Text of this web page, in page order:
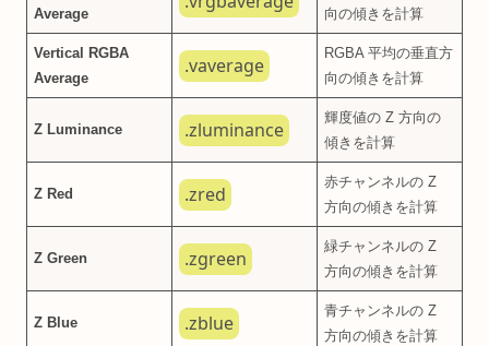
Average 向の傾きを計算
Vertical RGBA
Average
.vaverage
RGBA 平均の垂直方
向の傾きを計算
Z Luminance .zluminance
輝度値の Z 方向の
傾きを計算
Z Red .zred
赤チャンネルの Z
方向の傾きを計算
Z Green .zgreen
緑チャンネルの Z
方向の傾きを計算
Z Blue .zblue
青チャンネルの Z
方向の傾きを計算